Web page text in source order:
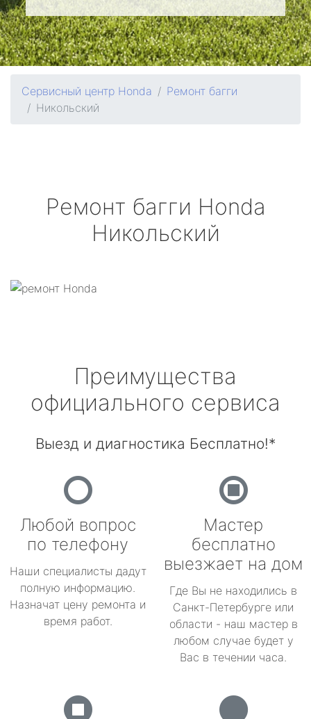
Сервисный центр Honda
Ремонт багги
Никольский
Ремонт багги Honda
Никольский
Преимущества
официального сервиса
Выезд и диагностика Бесплатно!*
Любой вопрос
по телефону
Наши специалисты дадут
полную информацию.
Назначат цену ремонта и
время работ.
Мастер
бесплатно
выезжает на дом
Где Вы не находились в
Санкт-Петербурге или
области - наш мастер в
любом случае будет у
Вас в течении часа.